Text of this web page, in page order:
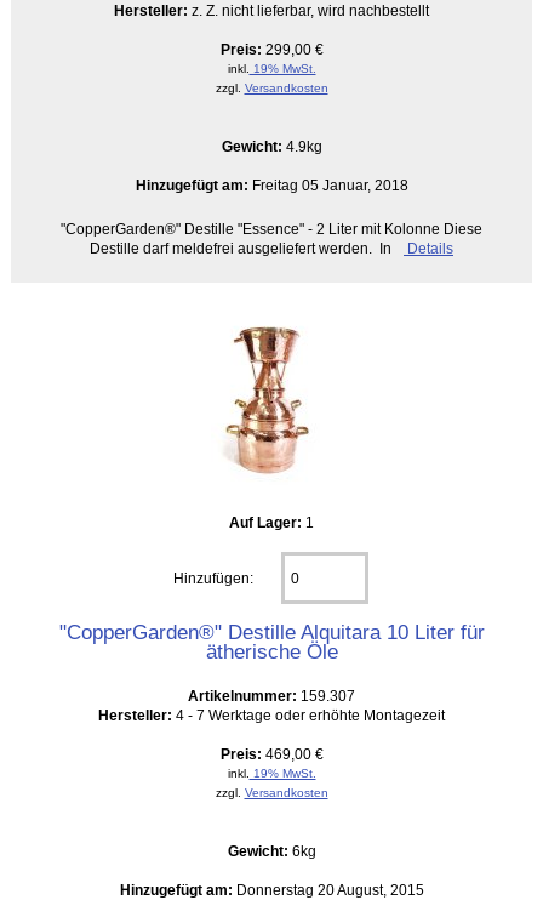
Hersteller: z. Z. nicht lieferbar, wird nachbestellt
Preis: 299,00 €
inkl.
19% MwSt.
zzgl. Versandkosten
Gewicht: 4.9kg
Hinzugefügt am: Freitag 05 Januar, 2018
"CopperGarden®" Destille "Essence" - 2 Liter mit Kolonne Diese
Destille darf meldefrei ausgeliefert werden. In
Details
Auf Lager: 1
Hinzufügen:
"CopperGarden®" Destille Alquitara 10 Liter für
ätherische Öle
Artikelnummer: 159.307
Hersteller: 4 - 7 Werktage oder erhöhte Montagezeit
Preis: 469,00 €
inkl.
19% MwSt.
zzgl. Versandkosten
Gewicht: 6kg
Hinzugefügt am: Donnerstag 20 August, 2015